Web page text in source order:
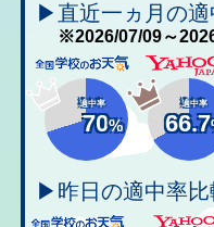
▶直近一ヵ月の適
※2026/07/09～
適中率
70%
適中率
66.7
▶昨日の適中率比